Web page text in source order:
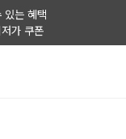
있는 혜택
가 쿠폰